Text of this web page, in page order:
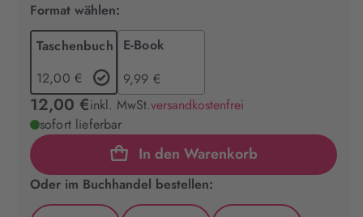
Format wählen:
Taschenbuch
12,00 €
E-Book
9,99 €
12,00 €inkl. MwSt.versandkostenfrei
sofort lieferbar
In den Warenkorb
Oder im Buchhandel bestellen: